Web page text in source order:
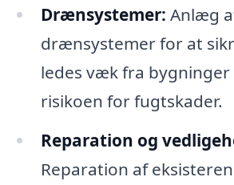
Drænsystemer: Anlæg
drænsystemer for at
ledes væk fra
risikoen for fugtskader.
Reparation og
Reparation af